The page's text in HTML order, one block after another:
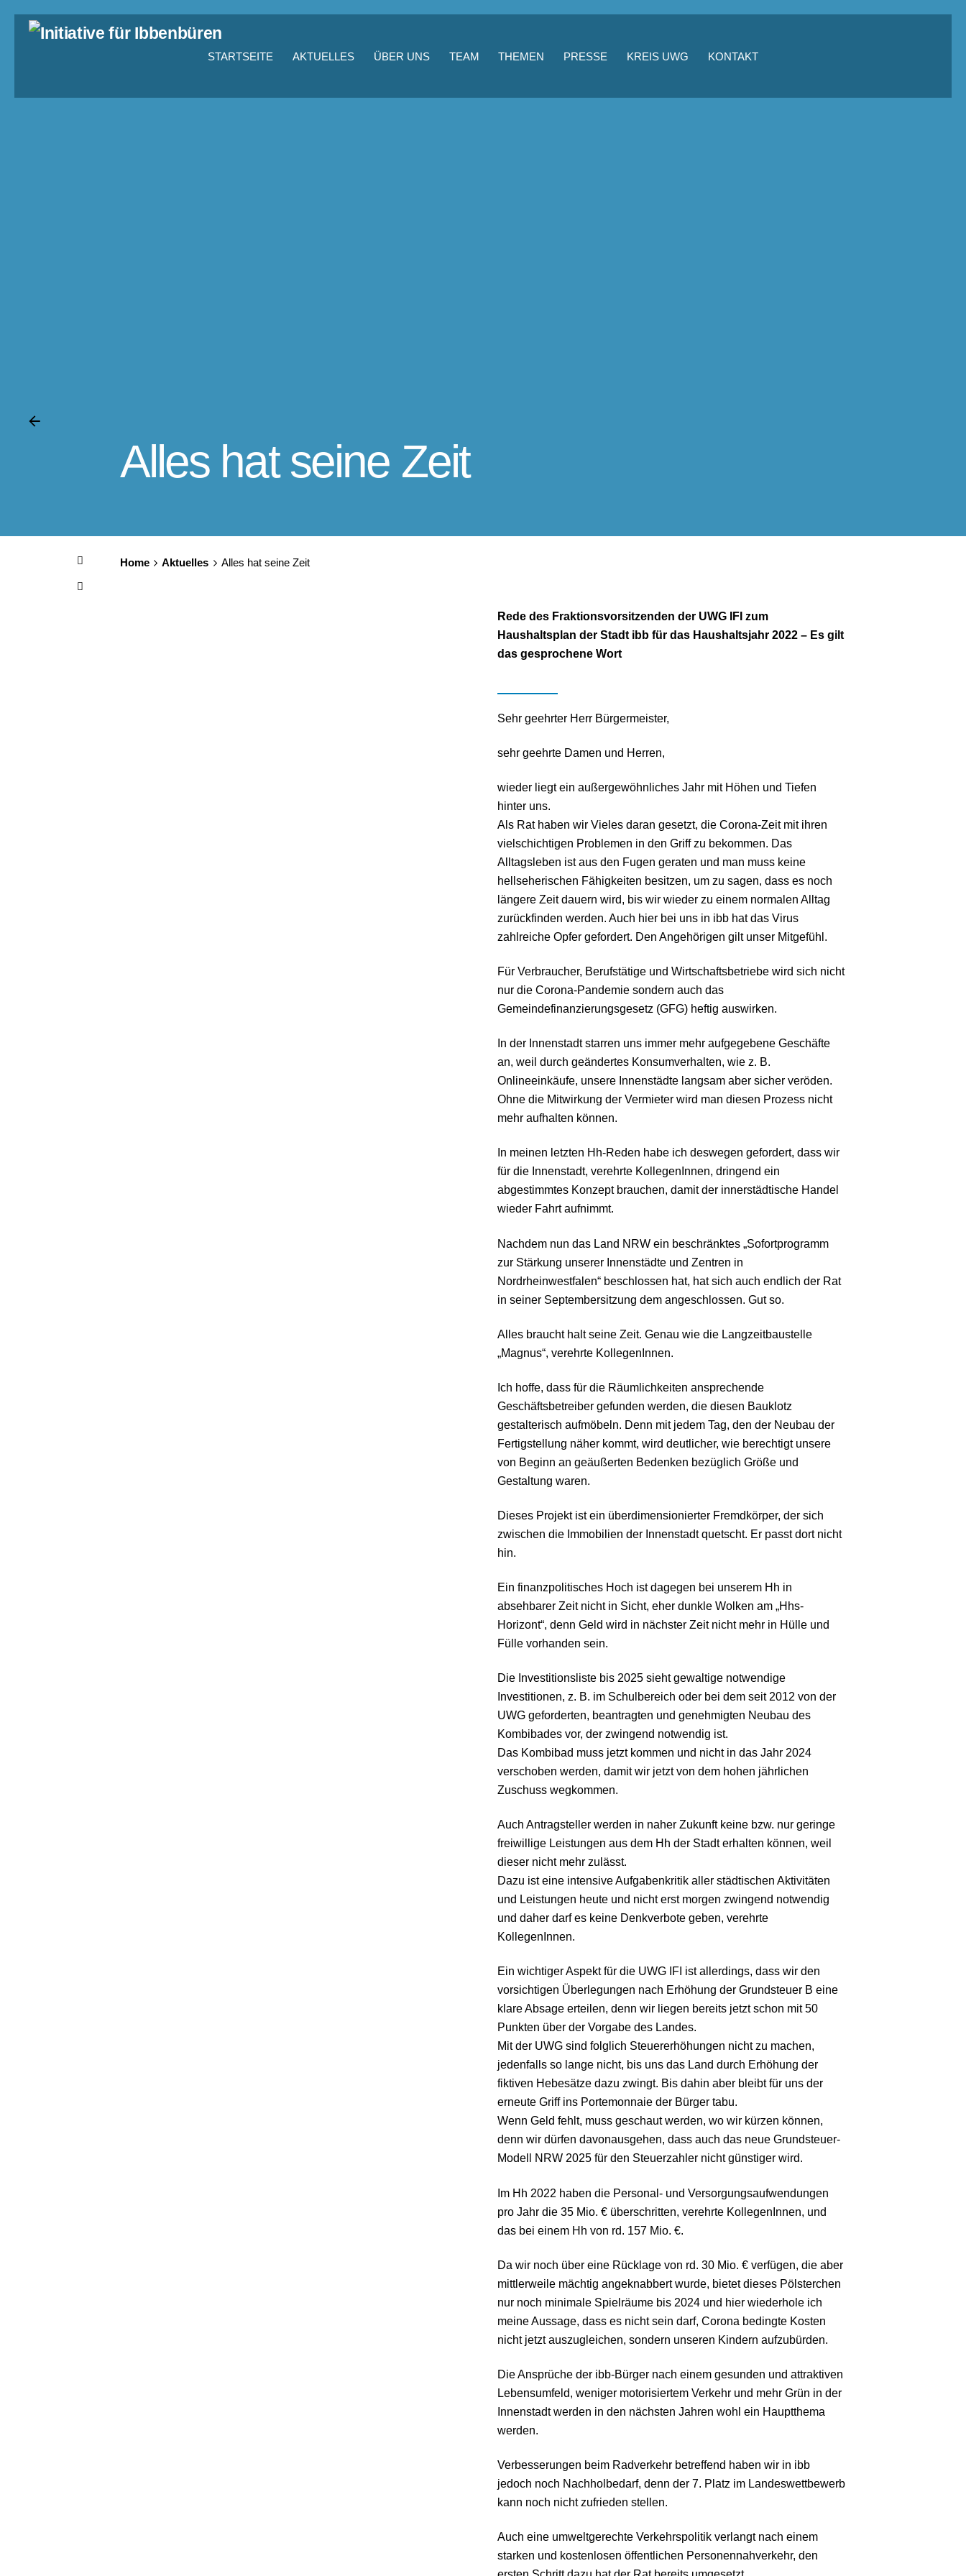
STARTSEITE AKTUELLES ÜBER UNS TEAM THEMEN PRESSE KREIS UWG KONTAKT
Alles hat seine Zeit
Home Aktuelles Alles hat seine Zeit
Rede des Fraktionsvorsitzenden der UWG IFI zum
Haushaltsplan der Stadt ibb für das Haushaltsjahr 2022 – Es gilt
das gesprochene Wort
Sehr geehrter Herr Bürgermeister,
sehr geehrte Damen und Herren,
wieder liegt ein außergewöhnliches Jahr mit Höhen und Tiefen
hinter uns.
Als Rat haben wir Vieles daran gesetzt, die Corona-Zeit mit ihren
vielschichtigen Problemen in den Griff zu bekommen. Das
Alltagsleben ist aus den Fugen geraten und man muss keine
hellseherischen Fähigkeiten besitzen, um zu sagen, dass es noch
längere Zeit dauern wird, bis wir wieder zu einem normalen Alltag
zurückfinden werden. Auch hier bei uns in ibb hat das Virus
zahlreiche Opfer gefordert. Den Angehörigen gilt unser Mitgefühl.
Für Verbraucher, Berufstätige und Wirtschaftsbetriebe wird sich nicht
nur die Corona-Pandemie sondern auch das
Gemeindefinanzierungsgesetz (GFG) heftig auswirken.
In der Innenstadt starren uns immer mehr aufgegebene Geschäfte
an, weil durch geändertes Konsumverhalten, wie z. B.
Onlineeinkäufe, unsere Innenstädte langsam aber sicher veröden.
Ohne die Mitwirkung der Vermieter wird man diesen Prozess nicht
mehr aufhalten können.
In meinen letzten Hh-Reden habe ich deswegen gefordert, dass wir
für die Innenstadt, verehrte KollegenInnen, dringend ein
abgestimmtes Konzept brauchen, damit der innerstädtische Handel
wieder Fahrt aufnimmt.
Nachdem nun das Land NRW ein beschränktes „Sofortprogramm
zur Stärkung unserer Innenstädte und Zentren in
Nordrheinwestfalen“ beschlossen hat, hat sich auch endlich der Rat
in seiner Septembersitzung dem angeschlossen. Gut so.
Alles braucht halt seine Zeit. Genau wie die Langzeitbaustelle
„Magnus“, verehrte KollegenInnen.
Ich hoffe, dass für die Räumlichkeiten ansprechende
Geschäftsbetreiber gefunden werden, die diesen Bauklotz
gestalterisch aufmöbeln. Denn mit jedem Tag, den der Neubau der
Fertigstellung näher kommt, wird deutlicher, wie berechtigt unsere
von Beginn an geäußerten Bedenken bezüglich Größe und
Gestaltung waren.
Dieses Projekt ist ein überdimensionierter Fremdkörper, der sich
zwischen die Immobilien der Innenstadt quetscht. Er passt dort nicht
hin.
Ein finanzpolitisches Hoch ist dagegen bei unserem Hh in
absehbarer Zeit nicht in Sicht, eher dunkle Wolken am „Hhs-
Horizont“, denn Geld wird in nächster Zeit nicht mehr in Hülle und
Fülle vorhanden sein.
Die Investitionsliste bis 2025 sieht gewaltige notwendige
Investitionen, z. B. im Schulbereich oder bei dem seit 2012 von der
UWG geforderten, beantragten und genehmigten Neubau des
Kombibades vor, der zwingend notwendig ist.
Das Kombibad muss jetzt kommen und nicht in das Jahr 2024
verschoben werden, damit wir jetzt von dem hohen jährlichen
Zuschuss wegkommen.
Auch Antragsteller werden in naher Zukunft keine bzw. nur geringe
freiwillige Leistungen aus dem Hh der Stadt erhalten können, weil
dieser nicht mehr zulässt.
Dazu ist eine intensive Aufgabenkritik aller städtischen Aktivitäten
und Leistungen heute und nicht erst morgen zwingend notwendig
und daher darf es keine Denkverbote geben, verehrte
KollegenInnen.
Ein wichtiger Aspekt für die UWG IFI ist allerdings, dass wir den
vorsichtigen Überlegungen nach Erhöhung der Grundsteuer B eine
klare Absage erteilen, denn wir liegen bereits jetzt schon mit 50
Punkten über der Vorgabe des Landes.
Mit der UWG sind folglich Steuererhöhungen nicht zu machen,
jedenfalls so lange nicht, bis uns das Land durch Erhöhung der
fiktiven Hebesätze dazu zwingt. Bis dahin aber bleibt für uns der
erneute Griff ins Portemonnaie der Bürger tabu.
Wenn Geld fehlt, muss geschaut werden, wo wir kürzen können,
denn wir dürfen davonausgehen, dass auch das neue Grundsteuer-
Modell NRW 2025 für den Steuerzahler nicht günstiger wird.
Im Hh 2022 haben die Personal- und Versorgungsaufwendungen
pro Jahr die 35 Mio. € überschritten, verehrte KollegenInnen, und
das bei einem Hh von rd. 157 Mio. €.
Da wir noch über eine Rücklage von rd. 30 Mio. € verfügen, die aber
mittlerweile mächtig angeknabbert wurde, bietet dieses Pölsterchen
nur noch minimale Spielräume bis 2024 und hier wiederhole ich
meine Aussage, dass es nicht sein darf, Corona bedingte Kosten
nicht jetzt auszugleichen, sondern unseren Kindern aufzubürden.
Die Ansprüche der ibb-Bürger nach einem gesunden und attraktiven
Lebensumfeld, weniger motorisiertem Verkehr und mehr Grün in der
Innenstadt werden in den nächsten Jahren wohl ein Hauptthema
werden.
Verbesserungen beim Radverkehr betreffend haben wir in ibb
jedoch noch Nachholbedarf, denn der 7. Platz im Landeswettbewerb
kann noch nicht zufrieden stellen.
Auch eine umweltgerechte Verkehrspolitik verlangt nach einem
starken und kostenlosen öffentlichen Personennahverkehr, den